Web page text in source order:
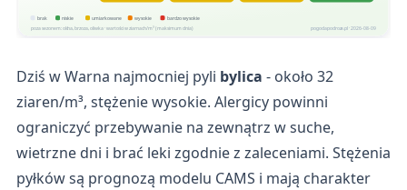
brak niskie umiarkowane wysokie bardzo wysokie
poza sezonem: olcha, brzoza, oliwka · wartości w ziarnach/m³ (maksimum dnia) pogodapodroze.pl · 2026-08-09
Dziś w Warna najmocniej pyli bylica - około 32
ziaren/m³, stężenie wysokie. Alergicy powinni
ograniczyć przebywanie na zewnątrz w suche,
wietrzne dni i brać leki zgodnie z zaleceniami. Stężenia
pyłków są prognozą modelu CAMS i mają charakter